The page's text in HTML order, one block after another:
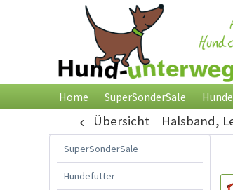
Home SuperSonderSale
Übersicht Halsband,
SuperSonderSale
Hundefutter